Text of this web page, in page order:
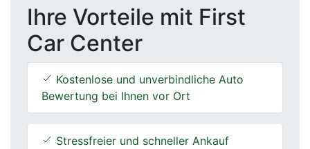
Ihre Vorteile mit First
Car Center
Kostenlose und unverbindliche Auto
Bewertung bei Ihnen vor Ort
Stressfreier und schneller Ankauf